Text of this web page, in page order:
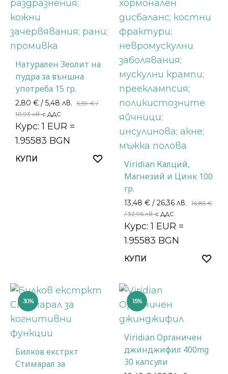
Натурален Зеолит на
пудра за външна
употреба 15 гр.
2,80 € / 5,48 лв. 5,59€/
10,93 лв.с ДДС
Курс: 1 EUR =
1.95583 BGN
КУПИ
Viridian Калций,
Магнезий и Цинк 100
гр.
13,48 € / 26,36 лв. 16,85€
/ 32,96 лв.с ДДС
Курс: 1 EUR =
1.95583 BGN
КУПИ
30%
Билков екстркт
Стимарал за
15%
Viridian Органичен
джинджифил 400mg
30 капсули